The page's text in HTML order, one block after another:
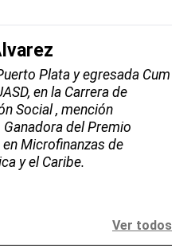
Plata y egresada Cum
en la Carrera de
Social , mención
del Premio
Microfinanzas de
y el Caribe.
Ver todos